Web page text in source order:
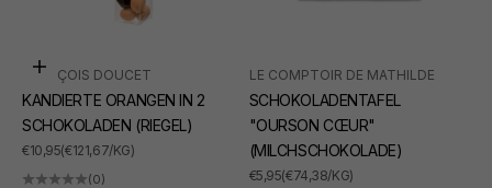
In den Warenkorb
FRANÇOIS DOUCET
KANDIERTE ORANGEN IN 2
SCHOKOLADEN (RIEGEL)
ANGEBOT
€10,95(€121,67/KG)
(0)
LE COMPTOIR DE MATHILDE
SCHOKOLADENTAFEL
"OURSON CŒUR"
(MILCHSCHOKOLADE)
ANGEBOT
€5,95(€74,38/KG)